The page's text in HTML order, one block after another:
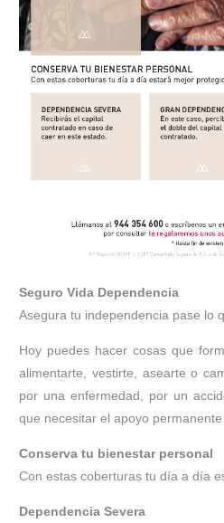
Seguro Vida Dependencia
Asegura tu independencia pase lo
Hoy puedes hacer cosas que
alimentarte, vestirte, asearte o
por una enfermedad, por un
que necesitar el apoyo
Conserva tu bienestar personal
Con estas coberturas tu día a día
Dependencia Severa